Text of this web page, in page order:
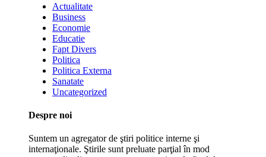
Actualitate
Business
Economie
Educatie
Fapt Divers
Politica
Politica Externa
Sanatate
Uncategorized
Despre noi
Suntem un agregator de ştiri politice interne şi
internaţionale. Ştirile sunt preluate parţial în mod